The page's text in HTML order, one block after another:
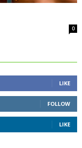
0
LIKE
FOLLOW
LIKE